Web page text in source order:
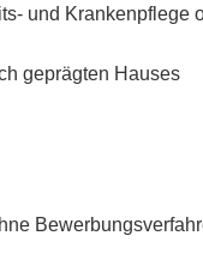
und Krankenpflege
geprägten Hauses